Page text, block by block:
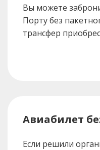
Вы можете
Порту без
трансфер
Авиабилет
Если решили